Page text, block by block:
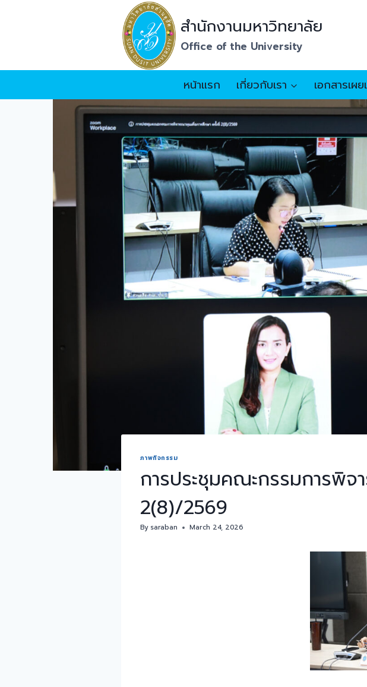
สำนักงานมหาวิทยาลัย
Office of the University
หน้าแรก เกี่ยวกับเรา เอกสารเผ
ภาพกิจกรรม
การประชุมคณะกรรมการพิ
2(8)/2569
By saraban March 24, 2026